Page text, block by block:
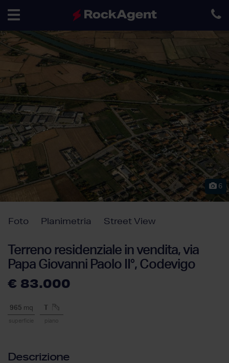
navigation
Terreno residenziale in vendita, via
Papa Giovanni Paolo II°, Codevigo
€ 83.000
965 mq
superficie piano
6
Foto Planimetria Street View
Descrizione